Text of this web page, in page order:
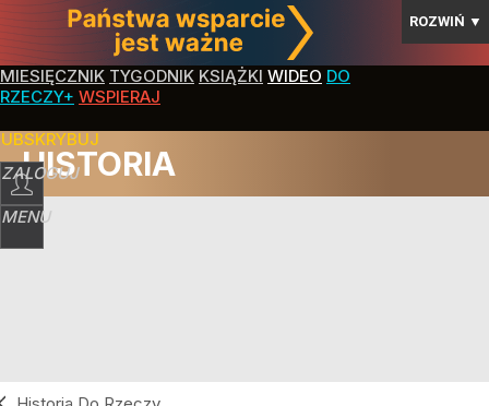
ROZWIŃ ▼
MIESIĘCZNIK TYGODNIK KSIĄŻKI WIDEO DO
RZECZY+ WSPIERAJ
ZALOGUJ
MENU
HISTORIA